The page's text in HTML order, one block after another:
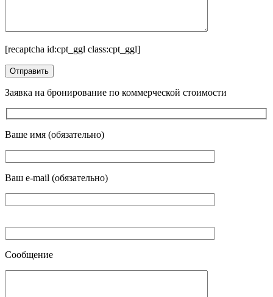
[recaptcha id:cpt_ggl class:cpt_ggl]
Заявка на бронирование по коммерческой стоимости
Ваше имя (обязательно)
Ваш e-mail (обязательно)
Сообщение